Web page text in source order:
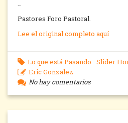
…
Pastores Foro Pastoral.
Lee el original completo aquí
Lo que está Pasando
Slider
Eric Gonzalez
No hay comentarios